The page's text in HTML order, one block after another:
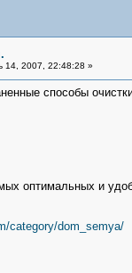
14, 2007, 22:48:28 »
способы
оптимальных и
category/dom_semya/